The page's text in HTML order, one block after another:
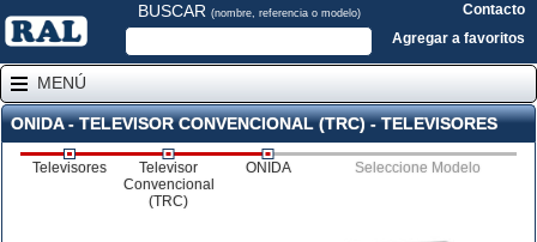
BUSCAR (nombre, referencia o modelo)
Contacto
Agregar a favoritos
MENÚ
ONIDA - TELEVISOR CONVENCIONAL (TRC) - TELEVISORES
Televisores
Televisor
Convencional
(TRC)
ONIDA Seleccione Modelo